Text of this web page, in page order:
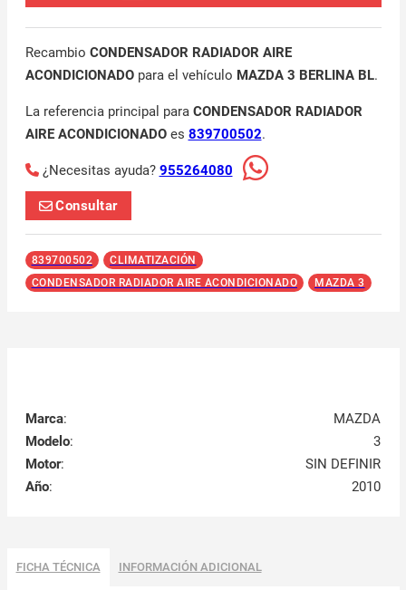
Recambio CONDENSADOR RADIADOR AIRE
ACONDICIONADOpara el vehículo MAZDA 3 BERLINA BL.
La referencia principal para CONDENSADOR RADIADOR
AIRE ACONDICIONADOes 839700502.
¿Necesitas ayuda? 955264080
Consultar
839700502
CLIMATIZACIÓN
CONDENSADOR RADIADOR AIRE ACONDICIONADO
MAZDA 3
Marca:
MAZDA
Modelo:
3
Motor:
SIN DEFINIR
Año: 2010
FICHA TÉCNICA INFORMACIÓN ADICIONAL